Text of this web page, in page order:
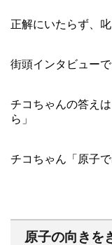
正解にいたらず、
街頭インタビューで
チコちゃんの答え
ら」
チコちゃん「原子
原子の向きを